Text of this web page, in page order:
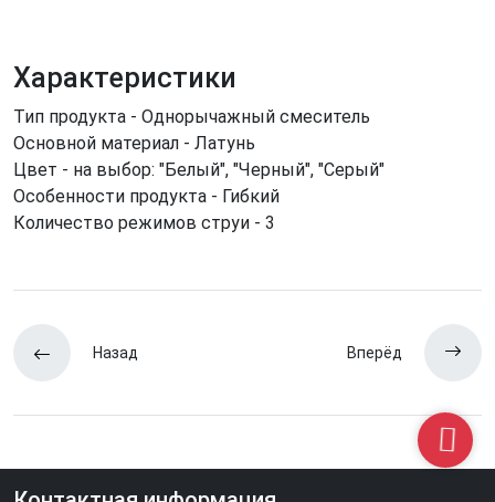
Характеристики
Тип продукта - Однорычажный смеситель
Основной материал - Латунь
Цвет - на выбор: "Белый", "Черный", "Серый"
Особенности продукта - Гибкий
Количество режимов струи - 3
Назад Вперёд